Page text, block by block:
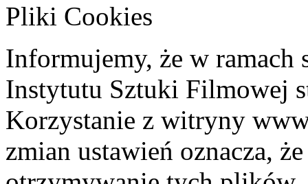
Pliki Cookies
Informujemy, że w ramach
Instytutu Sztuki Filmowej
Korzystanie z witryny
zmian ustawień oznacza,